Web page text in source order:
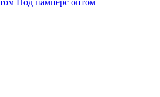
Под памперс оптом